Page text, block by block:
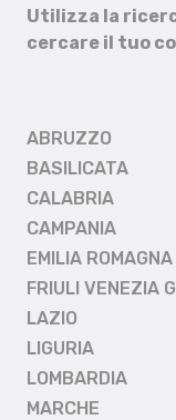
Utilizza la
cercare il tuo
ABRUZZO
BASILICATA
CALABRIA
CAMPANIA
EMILIA ROMAGNA
FRIULI VENEZIA
LAZIO
LIGURIA
LOMBARDIA
MARCHE